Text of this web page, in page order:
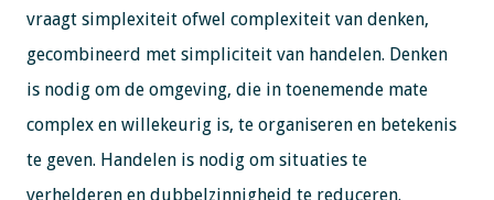
vraagt simplexiteit ofwel complexiteit van denken,
gecombineerd met simpliciteit van handelen. Denken
is nodig om de omgeving, die in toenemende mate
complex en willekeurig is, te organiseren en betekenis
te geven. Handelen is nodig om situaties te
verhelderen en dubbelzinnigheid te reduceren.